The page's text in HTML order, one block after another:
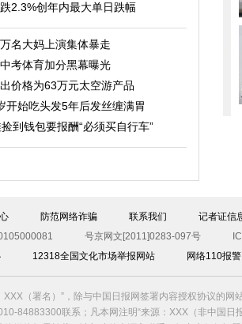
2.3%创年内最大单日跌幅
名大妈上演集体暴走
考体育加分黑幕曝光
价格为63万元太空游产品
开始吃头发5年后发丝缠满胃
到钱包要报酬“必须买自行车”
防范网络诈骗 联系我们
记者证信
号京网文[2011]0283-097号
12318全国文化市场举报网站 网络110报
（署名）”，除与中国日报网签署内容授权协议的网
84883300联系；凡本网注明“来源：XXX（非中国日